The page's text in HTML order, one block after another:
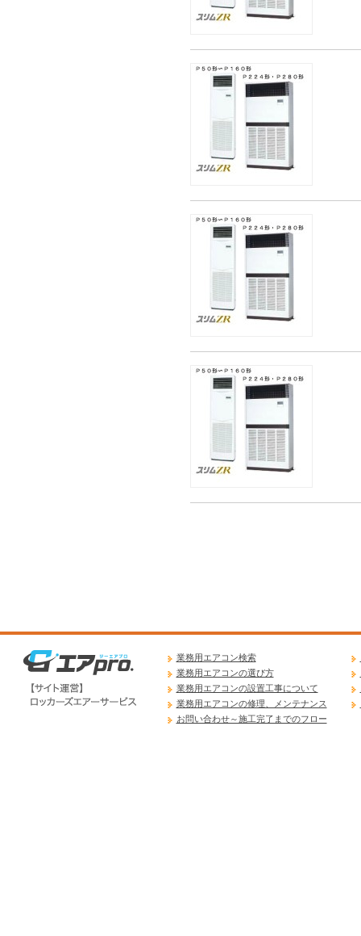
業務用エアコン検索
業務用エアコンの選び方
業務用エアコンの設置工事について
業務用エアコンの修理、メンテナンス
お問い合わせ～施工完了までのフロー